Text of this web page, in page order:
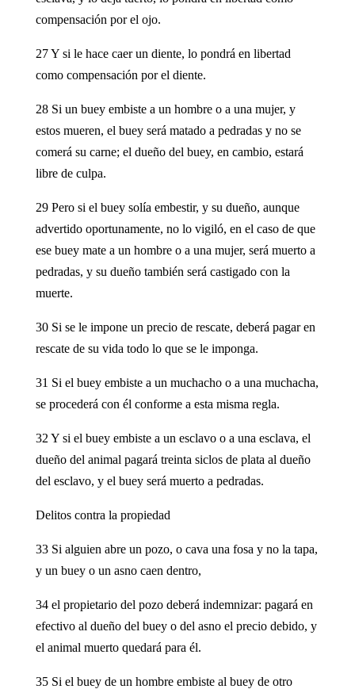
compensación por el ojo.
27 Y si le hace caer un diente, lo pondrá en libertad
como compensación por el diente.
28 Si un buey embiste a un hombre o a una mujer, y
estos mueren, el buey será matado a pedradas y no se
comerá su carne; el dueño del buey, en cambio, estará
libre de culpa.
29 Pero si el buey solía embestir, y su dueño, aunque
advertido oportunamente, no lo vigiló, en el caso de que
ese buey mate a un hombre o a una mujer, será muerto a
pedradas, y su dueño también será castigado con la
muerte.
30 Si se le impone un precio de rescate, deberá pagar en
rescate de su vida todo lo que se le imponga.
31 Si el buey embiste a un muchacho o a una muchacha,
se procederá con él conforme a esta misma regla.
32 Y si el buey embiste a un esclavo o a una esclava, el
dueño del animal pagará treinta siclos de plata al dueño
del esclavo, y el buey será muerto a pedradas.
Delitos contra la propiedad
33 Si alguien abre un pozo, o cava una fosa y no la tapa,
y un buey o un asno caen dentro,
34 el propietario del pozo deberá indemnizar: pagará en
efectivo al dueño del buey o del asno el precio debido, y
el animal muerto quedará para él.
35 Si el buey de un hombre embiste al buey de otro